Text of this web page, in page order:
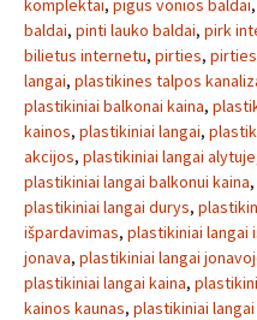
komplektai, pigus vonios baldai,
baldai, pinti lauko baldai, pirk
bilietus internetu, pirties,
langai, plastikines talpos
plastikiniai balkonai kaina,
kainos, plastikiniai langai,
akcijos, plastikiniai langai alytuje
plastikiniai langai balkonui kaina,
plastikiniai langai durys,
išpardavimas, plastikiniai langai
jonava, plastikiniai langai
plastikiniai langai kaina,
kainos kaunas, plastikiniai